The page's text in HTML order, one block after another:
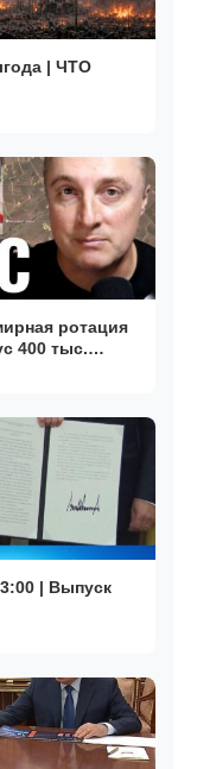
| ЧТО
ротация
400 тыс.
| Выпуск